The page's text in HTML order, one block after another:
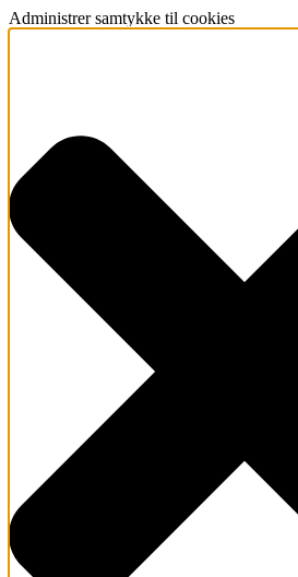
Administrer samtykke til cookies